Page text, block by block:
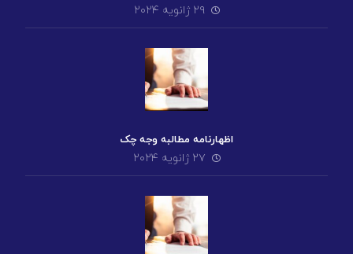
۲۹ ژانویه ۲۰۲۴
اظهارنامه مطالبه وجه چک
۲۷ ژانویه ۲۰۲۴